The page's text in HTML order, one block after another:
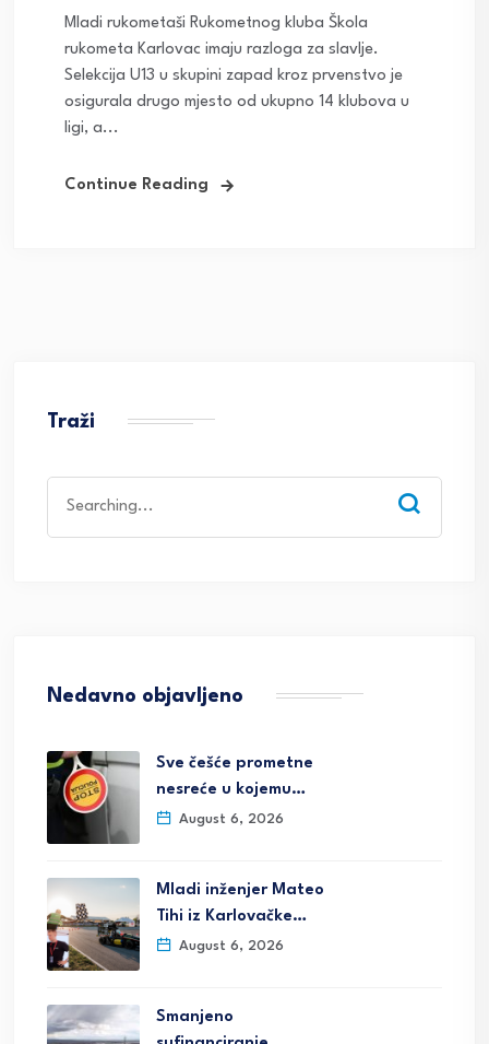
Mladi rukometaši Rukometnog kluba Škola
rukometa Karlovac imaju razloga za slavlje.
Selekcija U13 u skupini zapad kroz prvenstvo je
osigurala drugo mjesto od ukupno 14 klubova u
ligi, a...
Continue Reading
Traži
for:
Nedavno objavljeno
Sve češće prometne
nesreće u kojemu…
August 6, 2026
Mladi inženjer Mateo
Tihi iz Karlovačke…
August 6, 2026
Smanjeno